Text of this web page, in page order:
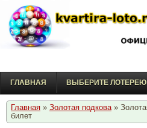
ГЛАВНАЯ ВЫБЕРИТЕ ЛОТЕРЕЮ
Главная » Золотая подкова»
билет